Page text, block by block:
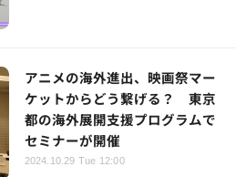
アニメの海外進出、映画祭マー
ケットからどう繋げる？ 東京
都の海外展開支援プログラムで
セミナーが開催
2024.10.29 Tue 12:00